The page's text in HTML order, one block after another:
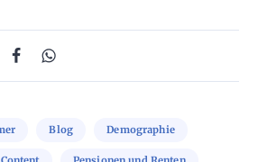
Blog Demographie